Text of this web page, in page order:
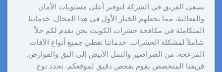
يسعى الفريق في الشركة لتوفير أعلى مستويات الأمان
والفعالية، مما يجعلهم الخيار الأول في هذا المجال. خدماتنا
المتكاملة في مكافحة حشرات الكويت نحن نقدم لكم حلاً
شاملاً لمشكلة الحشرات. خدماتنا تغطي جميع أنواع الآفات
المزعجة. من الصراصير والنمل الأبيض إلى البق والقوارض.
فريقنا المتخصص يقوم بفحص دقيق لموقعكم. نحدد نوع